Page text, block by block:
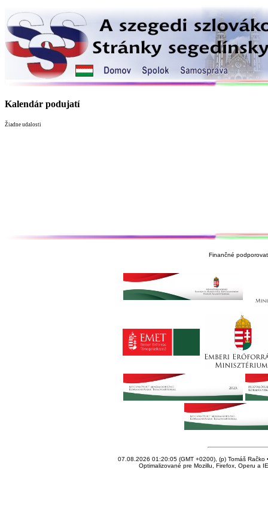
Kalendár podujatí
Žiadne udalosti
Finančné
07.08.2026 01:20:05 (GMT +0200), (p) Tomáš Račko
Optimalizované pre Mozillu, Firefox, Operu a